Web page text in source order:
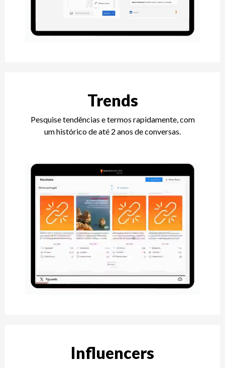
Trends
Pesquise tendências e termos rapidamente, com
um histórico de até 2 anos de conversas.
Influencers